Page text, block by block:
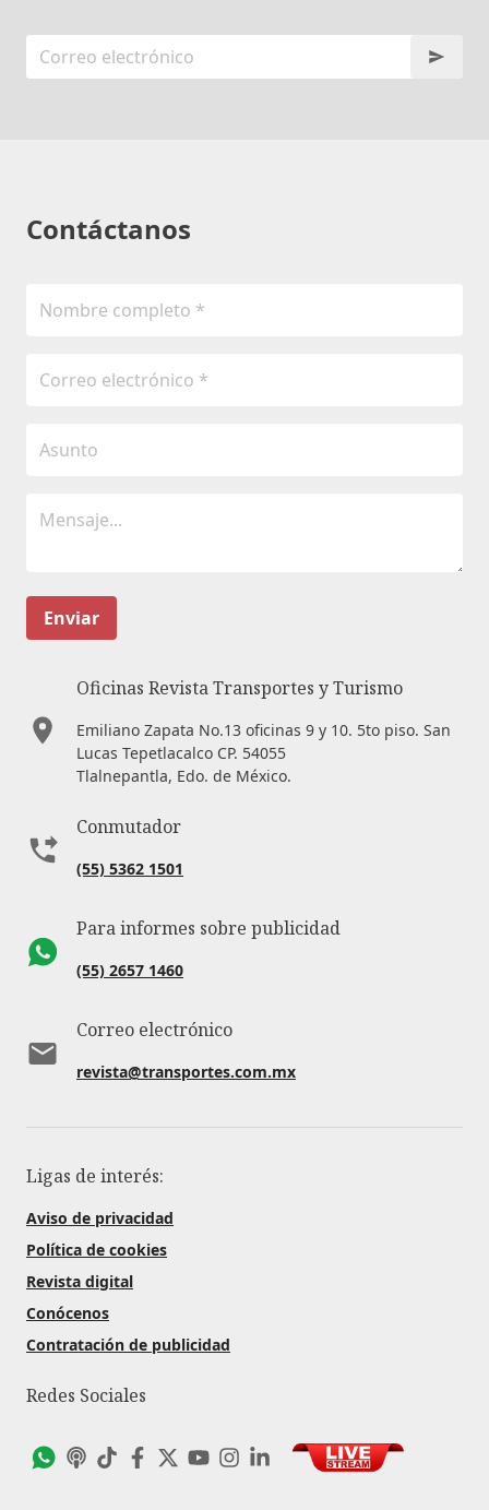
Contáctanos
Enviar
Oficinas Revista Transportes y Turismo
Emiliano Zapata No.13 oficinas 9 y 10. 5to piso. San
Lucas Tepetlacalco CP. 54055
Tlalnepantla, Edo. de México.
Conmutador
(55) 5362 1501
Para informes sobre publicidad
(55) 2657 1460
Correo electrónico
revista@transportes.com.mx
Ligas de interés:
Aviso de privacidad
Política de cookies
Revista digital
Conócenos
Contratación de publicidad
Redes Sociales